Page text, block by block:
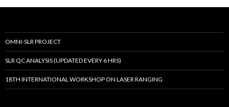
ナ
ゲ
ー
シ
OMNI-SLR PROJECT
SLR QC ANALYSIS (UPDATED EVERY 6 HRS)
18TH INTERNATIONAL WORKSHOP ON LASER RANGING